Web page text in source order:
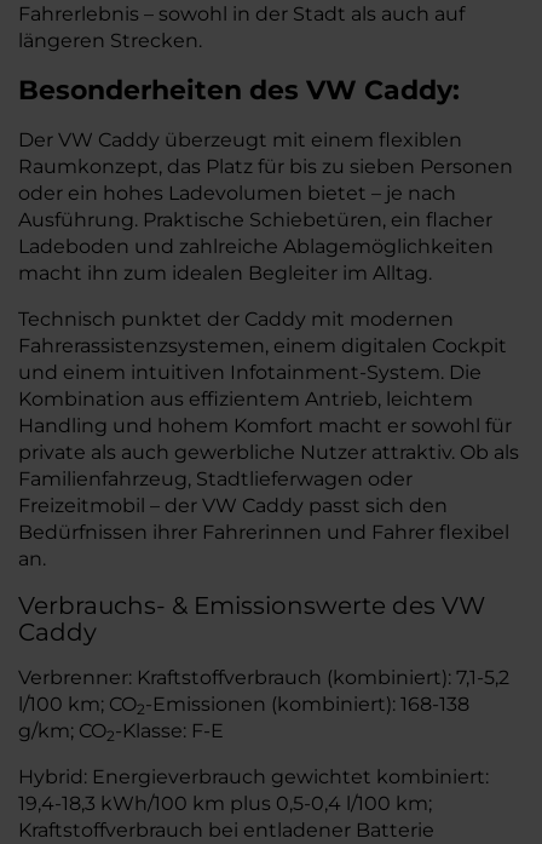
Fahrerlebnis – sowohl in der Stadt als auch auf
längeren Strecken.
Besonderheiten des VW Caddy:
Der VW Caddy überzeugt mit einem flexiblen
Raumkonzept, das Platz für bis zu sieben Personen
oder ein hohes Ladevolumen bietet – je nach
Ausführung. Praktische Schiebetüren, ein flacher
Ladeboden und zahlreiche Ablagemöglichkeiten
macht ihn zum idealen Begleiter im Alltag.
Technisch punktet der Caddy mit modernen
Fahrerassistenzsystemen, einem digitalen Cockpit
und einem intuitiven Infotainment-System. Die
Kombination aus effizientem Antrieb, leichtem
Handling und hohem Komfort macht er sowohl für
private als auch gewerbliche Nutzer attraktiv. Ob als
Familienfahrzeug, Stadtlieferwagen oder
Freizeitmobil – der VW Caddy passt sich den
Bedürfnissen ihrer Fahrerinnen und Fahrer flexibel
an.
Verbrauchs- & Emissionswerte des VW
Caddy
Verbrenner: Kraftstoffverbrauch (kombiniert): 7,1-5,2
l/100 km; CO2-Emissionen (kombiniert): 168-138
g/km; CO2-Klasse: F-E
Hybrid: Energieverbrauch gewichtet kombiniert:
19,4-18,3 kWh/100 km plus 0,5-0,4 l/100 km;
Kraftstoffverbrauch bei entladener Batterie